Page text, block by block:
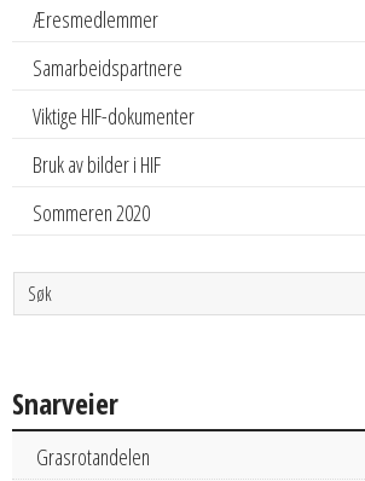
Æresmedlemmer
Samarbeidspartnere
Viktige HIF-dokumenter
Bruk av bilder i HIF
Sommeren 2020
Snarveier
Grasrotandelen